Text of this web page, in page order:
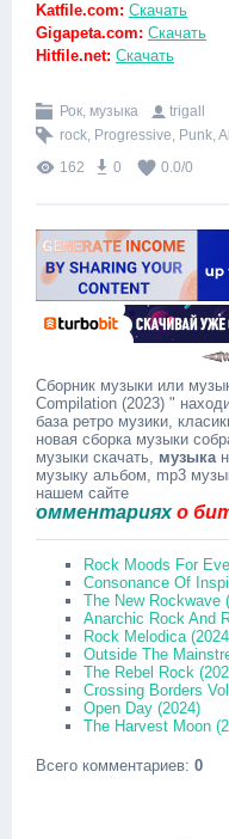
Katfile.com: Скачать
Gigapeta.com: Скачать
Hitfile.net: Скачать
Рок, музыка
trigall
rock, Progressive, Punk,
162
0 0.0/0
Сборник музыки или
Compilation (2023) "
база ретро музики,
новая сборка музыки
музыки скачать, музыка
музыку альбом, mp3
нашем сайте
о битых
Rock Moods For
Consonance Of
The New Rockwave
Anarchic Rock And
Rock Melodica
Outside The
The Rebel Rock
Crossing Borders
Open Day (2024)
The Harvest Moon
Всего комментариев: 0